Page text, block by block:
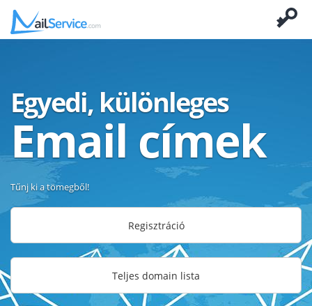
Egyedi, különleges
Email címek
Tűnj ki a tömegből!
Regisztráció
Teljes domain lista